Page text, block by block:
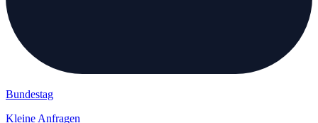
Bundestag
Kleine Anfragen